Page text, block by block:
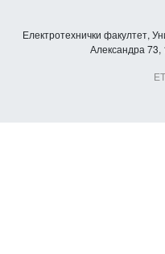
Електротехнички факултет,
Александра 73,